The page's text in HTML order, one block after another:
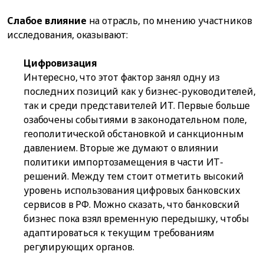
Слабое влияние на отрасль, по мнению участников
исследования, оказывают:
Цифровизация
Интересно, что этот фактор занял одну из
последних позиций как у бизнес-руководителей,
так и среди представителей ИТ. Первые больше
озабочены событиями в законодательном поле,
геополитической обстановкой и санкционным
давлением. Вторые же думают о влиянии
политики импортозамещения в части ИТ-
решений. Между тем стоит отметить высокий
уровень использования цифровых банковских
сервисов в РФ. Можно сказать, что банковский
бизнес пока взял временную передышку, чтобы
адаптироваться к текущим требованиям
регулирующих органов.